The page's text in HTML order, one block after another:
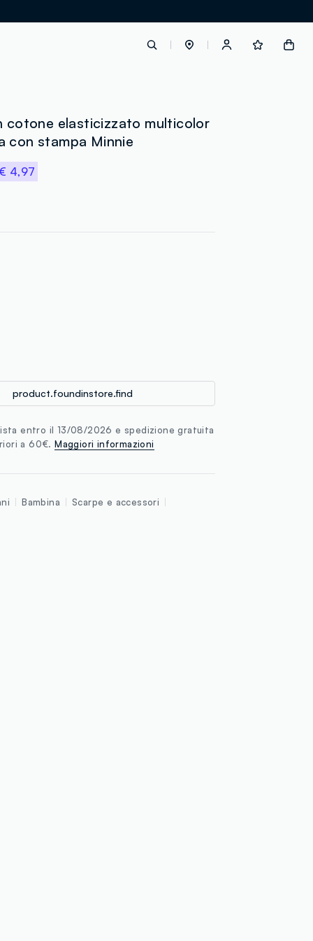
cotone elasticizzato multicolor
con stampa Minnie
€ 4,97
product.foundinstore.find
entro il 13/08/2026 e spedizione gratuita
a 60€.Maggiori informazioni
Bambina
Scarpe e accessori